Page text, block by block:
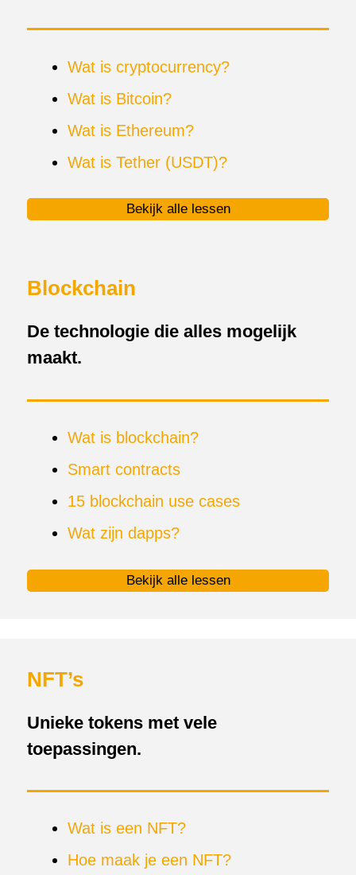
Wat is cryptocurrency?
Wat is Bitcoin?
Wat is Ethereum?
Wat is Tether (USDT)?
Bekijk alle lessen
Blockchain
De technologie die alles mogelijk
maakt.
Wat is blockchain?
Smart contracts
15 blockchain use cases
Wat zijn dapps?
Bekijk alle lessen
NFT’s
Unieke tokens met vele
toepassingen.
Wat is een NFT?
Hoe maak je een NFT?